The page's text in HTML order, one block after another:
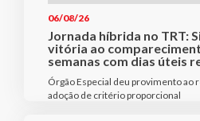
06/08/26
Jornada híbrida no TRT:
vitória ao
semanas com dias úteis
Órgão Especial deu provimento ao
adoção de critério proporcional